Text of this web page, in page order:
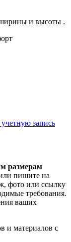
и высоты .
учетную запись
размерам
пишите на
фото или ссылку
требования.
ваших
и материалов с